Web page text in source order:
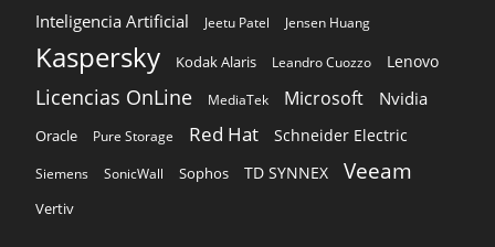
Inteligencia Artificial Jeetu Patel Jensen Huang
Kaspersky Kodak Alaris Leandro Cuozzo Lenovo
Licencias OnLine MediaTek Microsoft Nvidia
Oracle Pure Storage Red Hat Schneider Electric
Siemens SonicWall Sophos TD SYNNEX Veeam
Vertiv